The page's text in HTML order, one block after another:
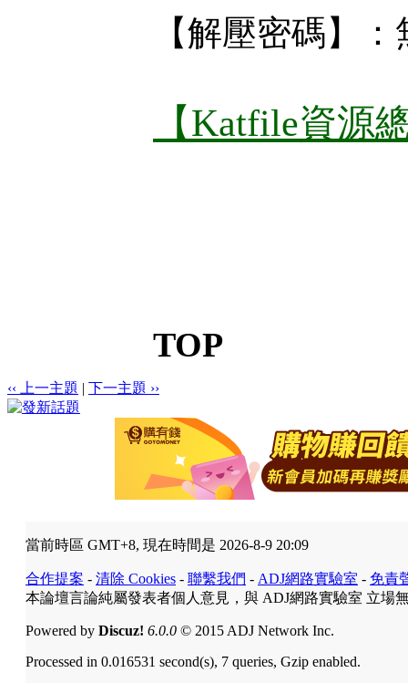
【解壓密碼】：
【Katfile資源
TOP
‹‹ 上一主題 | 下一主題 ››
當前時區 GMT+8, 現在時間是 2026-8-9 20:09
合作提案 - 清除 Cookies - 聯繫我們 - ADJ網路實驗室 - 免責
本論壇言論純屬發表者個人意見，與 ADJ網路實驗室 立場
Powered by Discuz! 6.0.0 © 2015 ADJ Network Inc.
Processed in 0.016531 second(s), 7 queries, Gzip enabled.